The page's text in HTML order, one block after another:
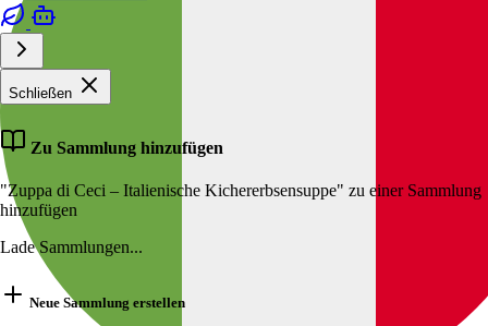
Schließen
Zu Sammlung hinzufügen
"Zuppa di Ceci – Italienische Kichererbsensuppe" zu einer Sammlung
hinzufügen
Lade Sammlungen...
Neue Sammlung erstellen